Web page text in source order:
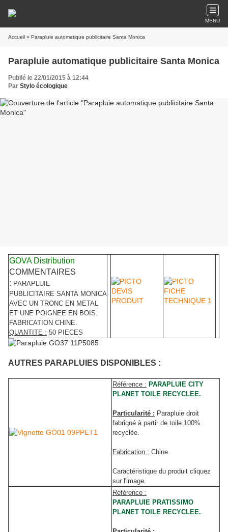
MENU
Accueil » Parapluie automatique publicitaire Santa Monica
Parapluie automatique publicitaire Santa Monica
Publié le 22/01/2015 à 12:44
Par Stylo écologique
GOVA Distribution
COMMENTAIRES
: PARAPLUIE
PUBLICITAIRE SANTA MONICA
AVEC UN TRONC EN METAL
ET UNE POIGNEE EN BOIS.
FABRICATION CHINE.
QUANTITE : 50 PIECES
AUTRES PARAPLUIES DISPONIBLES :
Référence : PARAPLUIE CITY
PLANET TOILE RECYCLEE.
Particularité : Parapluie droit
fabriqué à partir de toile 100%
recyclée.
Fabrication : Chine
Caractéristique du produit cliquez
sur l'image.
Référence :
PARAPLUIE PRATISSIMO
PLANET TOILE RECYCLEE.